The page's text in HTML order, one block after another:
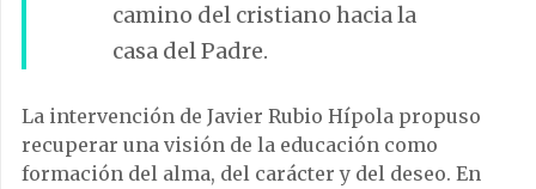
camino del cristiano hacia la
casa del Padre.
La intervención de Javier Rubio Hípola propuso
recuperar una visión de la educación como
formación del alma, del carácter y del deseo. En